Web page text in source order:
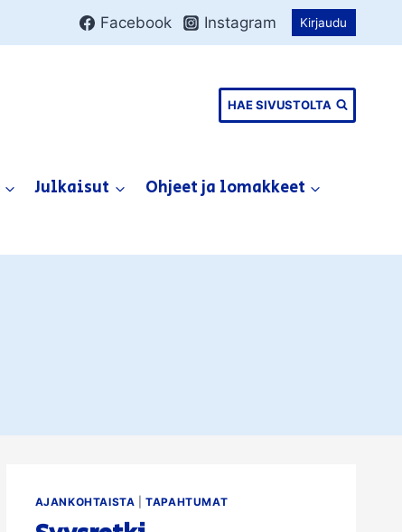
Facebook Instagram Kirjaudu
HAE SIVUSTOLTA
Julkaisut
Ohjeet ja lomakkeet
AJANKOHTAISTA |TAPAHTUMAT